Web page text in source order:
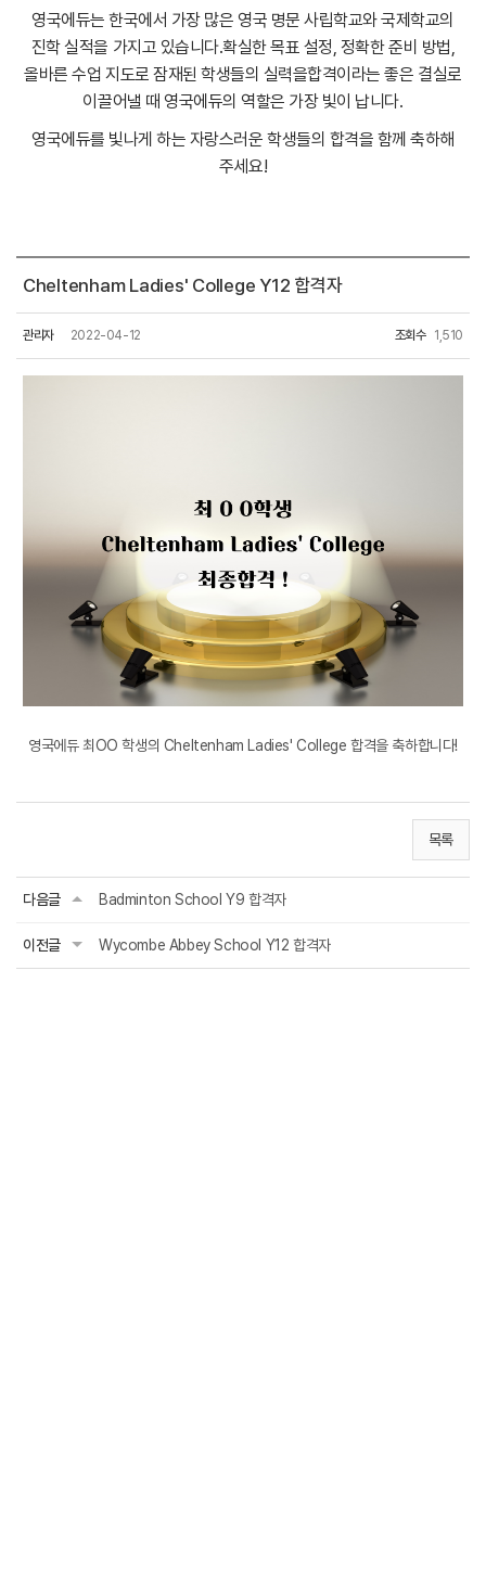
영국에듀는 한국에서 가장 많은 영국 명문 사립학교와 국제학교의
진학 실적을 가지고 있습니다.확실한 목표 설정, 정확한 준비 방법,
올바른 수업 지도로 잠재된 학생들의 실력을합격이라는 좋은 결실로
이끌어낼 때 영국에듀의 역할은 가장 빛이 납니다.
영국에듀를 빛나게 하는 자랑스러운 학생들의 합격을 함께 축하해
주세요!
Cheltenham Ladies' College Y12 합격자
관리자 2022-04-12 조회수 1,510
영국에듀 최OO 학생의 Cheltenham Ladies' College 합격을 축하합니다!
목록
다음글 Badminton School Y9 합격자
이전글 Wycombe Abbey School Y12 합격자